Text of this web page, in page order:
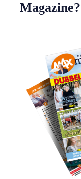
Magazine?